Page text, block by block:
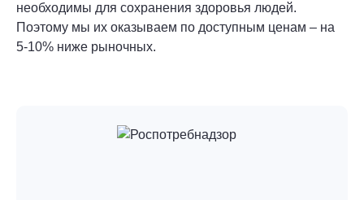
необходимы для сохранения здоровья людей.
Поэтому мы их оказываем по доступным ценам – на
5-10% ниже рыночных.